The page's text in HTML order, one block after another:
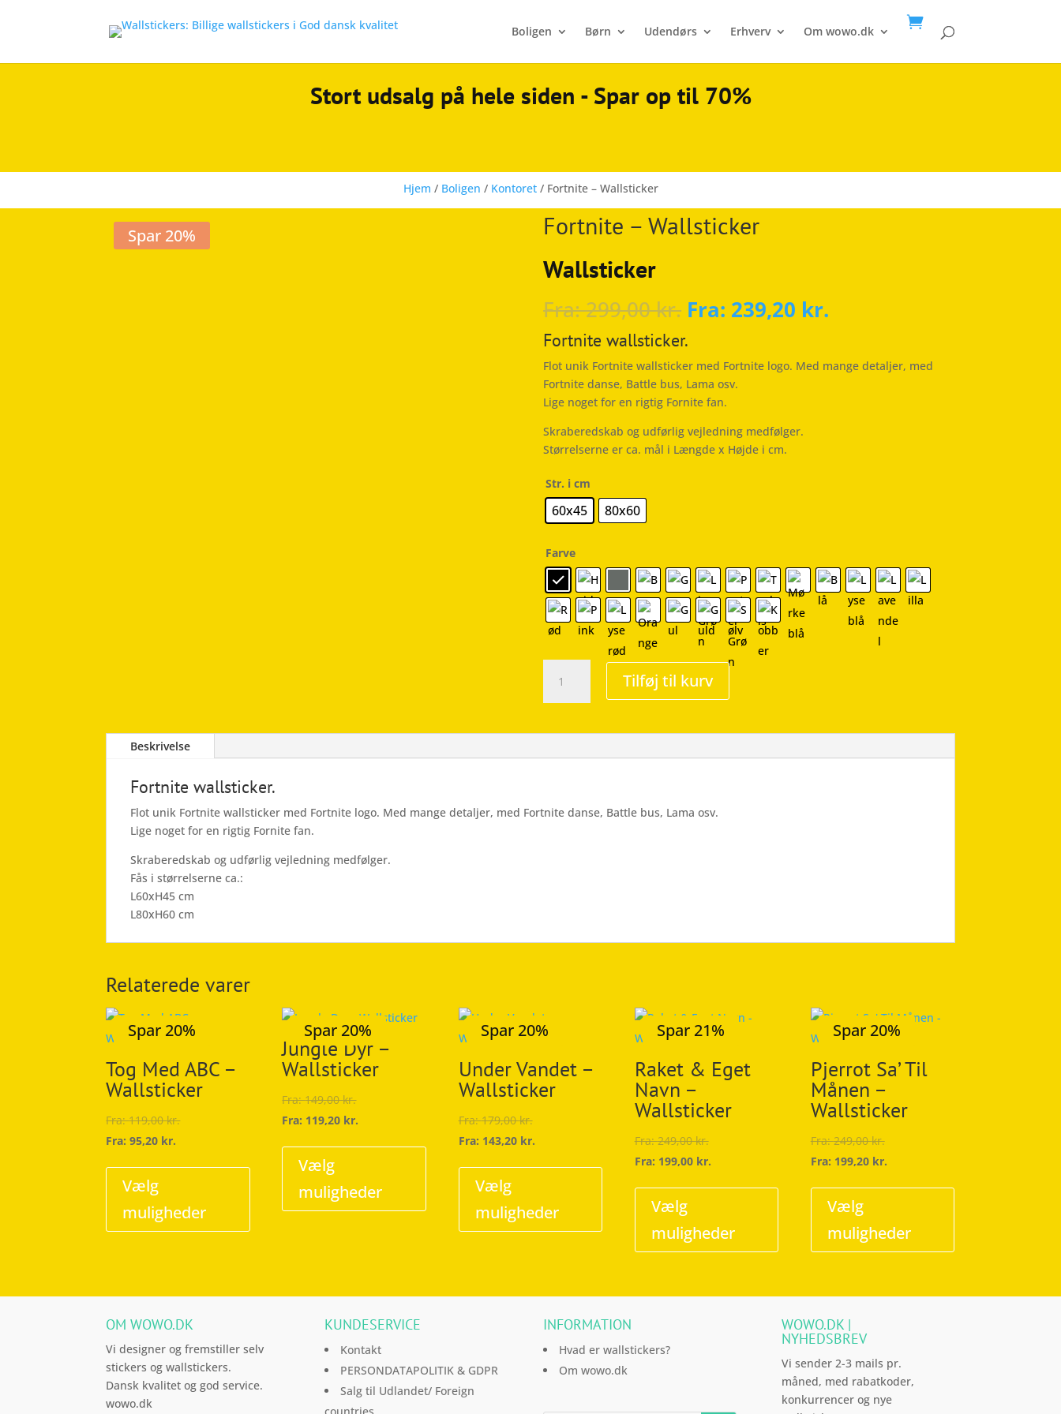
Boligen Børn Udendørs Erhverv Om wowo.dk

Stort udsalg på hele siden - Spar op til 70%
Hjem / Boligen / Kontoret/ Fortnite – Wallsticker
Spar 20%
Fortnite – Wallsticker
Wallsticker
Fra:299,00kr. Fra: 239,20 kr.
Fortnite wallsticker.
Flot unik Fortnite wallsticker med Fortnite logo. Med mange detaljer, med
Fortnite danse, Battle bus, Lama osv.
Lige noget for en rigtig Fornite fan.
Skraberedskab og udførlig vejledning medfølger.
Størrelserne er ca. mål i Længde x Højde i cm.
Str. i cm
60x45 80x60
Farve
Wallsticker
Tilføj til kurv
Beskrivelse
Fortnite wallsticker.
Flot unik Fortnite wallsticker med Fortnite logo. Med mange detaljer, med Fortnite danse, Battle bus, Lama osv.
Lige noget for en rigtig Fornite fan.
Skraberedskab og udførlig vejledning medfølger.
Fås i størrelserne ca.:
L60xH45 cm
L80xH60 cm
Relaterede varer
Spar 20%
Tog Med ABC –
Wallsticker
Fra:119,00kr.
Fra:95,20 kr.
Vælg
muligheder
varesiden
Spar 20%
Jungle Dyr –
Wallsticker
Fra:149,00kr.
Fra: 119,20 kr.
Vælg
muligheder
varianter.
Spar 20%
Under Vandet –
Wallsticker
Fra:179,00kr.
Fra: 143,20 kr.
Vælg
muligheder
varianter.
på
varesiden
Spar 21%
Raket & Eget
Navn –
Wallsticker
Fra:249,00kr.
Fra: 199,00 kr.
Vælg
muligheder
vælges
på
varesiden
Spar 20%
Pjerrot Sa’ Til
Månen –
Wallsticker
Fra:249,00kr.
Fra: 199,20 kr.
Vælg
muligheder
OM WOWO.DK
Vi designer og fremstiller selv
stickers og wallstickers.
Dansk kvalitet og god service.
wowo.dk
KUNDESERVICE
Kontakt
PERSONDATAPOLITIK & GDPR
Salg til Udlandet/ Foreign
countries
INFORMATION
Hvad er wallstickers?
Om wowo.dk
WOWO.DK |
NYHEDSBREV
Vi sender 2-3 mails pr.
måned, med rabatkoder,
konkurrencer og nye